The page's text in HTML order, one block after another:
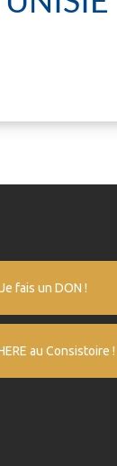
Je fais un DON !
au Consistoire !